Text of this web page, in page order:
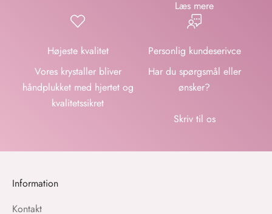
Læs mere
Højeste kvalitet
Vores krystaller bliver
håndplukket med hjertet og
kvalitetssikret
Personlig kundeserivce
Har du spørgsmål eller
ønsker?
Skriv til os
Information
Kontakt